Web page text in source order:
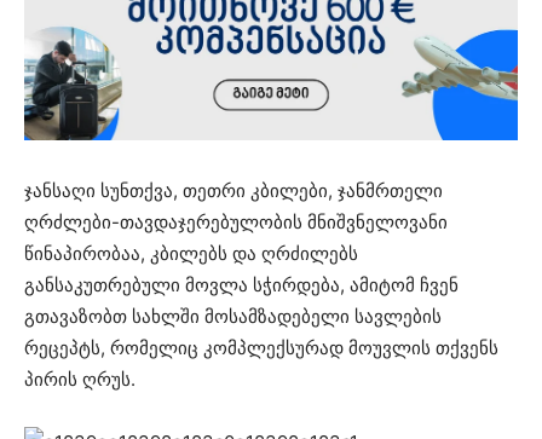
ჯანსაღი სუნთქვა, თეთრი კბილები, ჯანმრთელი
ღრძლები-თავდაჯერებულობის მნიშვნელოვანი
წინაპირობაა, კბილებს და ღრძილებს
განსაკუთრებული მოვლა სჭირდება, ამიტომ ჩვენ
გთავაზობთ სახლში მოსამზადებელი სავლების
რეცეპტს, რომელიც კომპლექსურად მოუვლის თქვენს
პირის ღრუს.